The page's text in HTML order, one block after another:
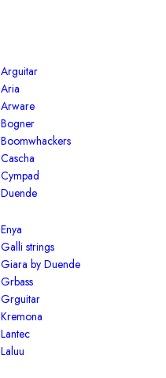
Arguitar
Aria
Arware
Bogner
Boomwhackers
Cascha
Cympad
Duende
Enya
Galli strings
Giara by Duende
Grbass
Grguitar
Kremona
Lantec
Laluu